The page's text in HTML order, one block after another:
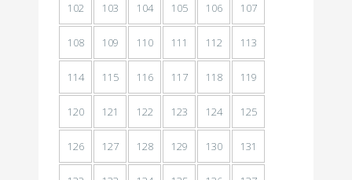
102 103 104 105 106 107
108 109 110 111 112 113
114 115 116 117 118 119
120 121 122 123 124 125
126 127 128 129 130 131